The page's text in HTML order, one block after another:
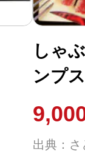
しゃ
ンプ
ス付
出典：さ